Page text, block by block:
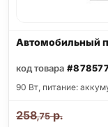
Автомобильный
код товара
90 Вт, питание:
258,75р.